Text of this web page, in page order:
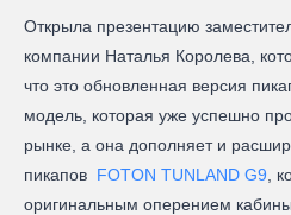
Открыла презентацию
компании Наталья Королева,
что это обновленная версия
модель, которая уже успешно
рынке, а она дополняет и
пикапов FOTON TUNLAND G9 ,
оригинальным оперением